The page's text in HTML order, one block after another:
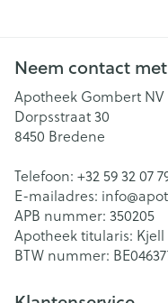
Neem contact
Apotheek Gombert NV
Dorpsstraat 30
8450 Bredene
Telefoon: +32 59 32 07
E-mailadres: info@
APB nummer: 350205
Apotheek titularis:
BTW nummer: